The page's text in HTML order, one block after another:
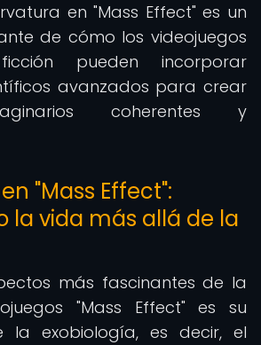
en "Mass Effect" es un
de cómo los videojuegos
pueden incorporar
avanzados para crear
coherentes y
"Mass Effect":
la vida más allá de la
más fascinantes de la
"Mass Effect" es su
la exobiología, es decir, el